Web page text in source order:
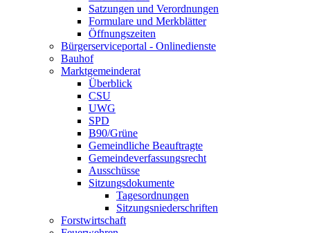
Satzungen und Verordnungen
Formulare und Merkblätter
Öffnungszeiten
Bürgerserviceportal - Onlinedienste
Bauhof
Marktgemeinderat
Überblick
CSU
UWG
SPD
B90/Grüne
Gemeindliche Beauftragte
Gemeindeverfassungsrecht
Ausschüsse
Sitzungsdokumente
Tagesordnungen
Sitzungsniederschriften
Forstwirtschaft